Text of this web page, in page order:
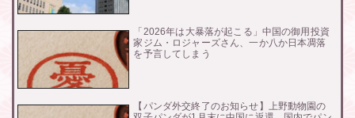
「2026年は大暴落が起こる」中国の御用投資
家ジム・ロジャーズさん、一か八か日本凋落
を予言してしまう
【パンダ外交終了のお知らせ】上野動物園の